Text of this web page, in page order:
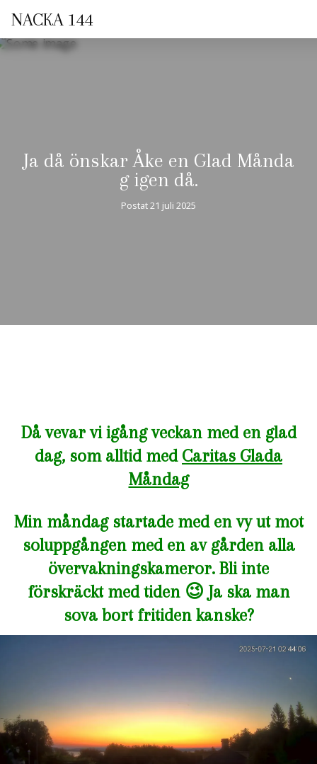
NACKA 144
Ja då önskar Åke en Glad Månda
g igen då.
Postat21 juli 2025
Då vevar vi igång veckan med en glad
dag, som alltid med Caritas Glada
Måndag
Min måndag startade med en vy ut mot
soluppgången med en av gården alla
övervakningskameror. Bli inte
förskräckt med tiden 😉 Ja ska man
sova bort fritiden kanske?